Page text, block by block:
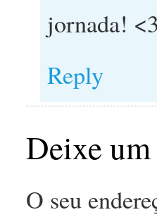
jornada! <3
Reply
Deixe
O seu